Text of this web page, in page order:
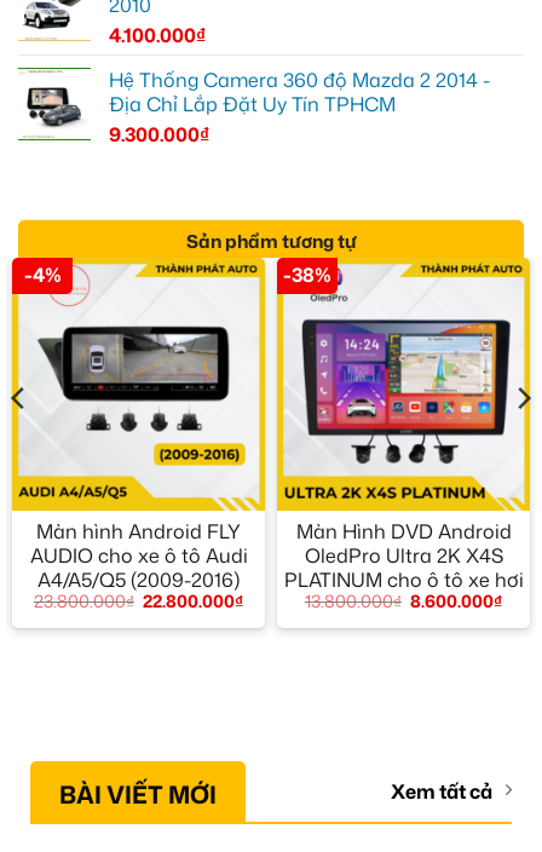
4.100.000₫
Hệ Thống Camera 360 độ Mazda 2 2014 -
Địa Chỉ Lắp Đặt Uy Tín TPHCM
9.300.000₫
Sản phẩm tương tự
-4%
Màn hình Android FLY
AUDIO cho xe ô tô Audi
A4/A5/Q5 (2009-2016)
23.800.000₫ 22.800.000₫
-38%
Màn Hình DVD Android
OledPro Ultra 2K X4S
PLATINUM cho ô tô xe hơi
13.800.000₫ 8.600.000₫
BÀI VIẾT MỚI Xem tất cả